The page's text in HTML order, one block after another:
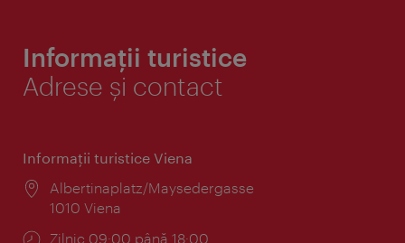
Informații turistice
Adrese și contact
Informaţii turistice Viena
Locul:
Albertinaplatz/Maysedergasse
1010 Viena
Program:
Zilnic 09:00 până 18:00